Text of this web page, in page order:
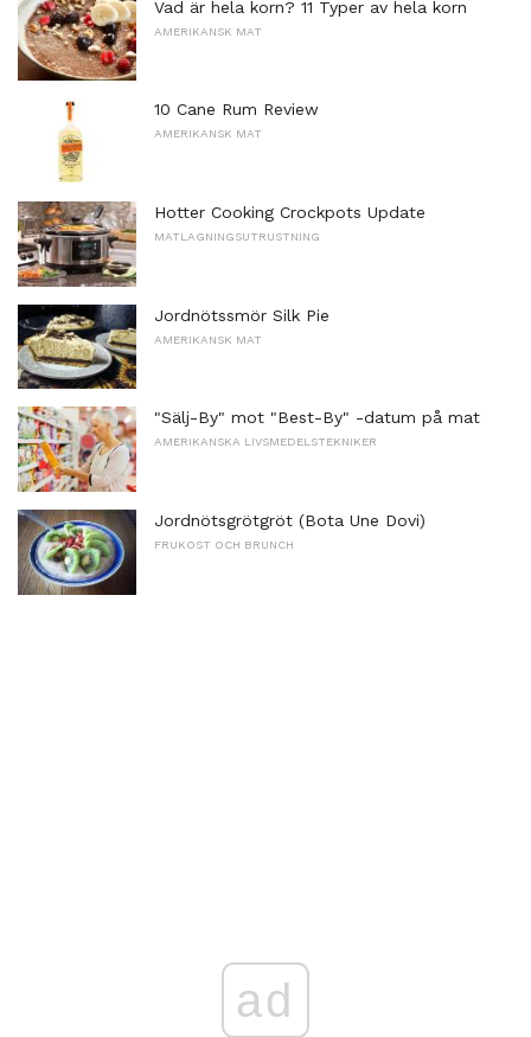
Vad är hela korn? 11 Typer av hela korn
AMERIKANSK MAT
10 Cane Rum Review
AMERIKANSK MAT
Hotter Cooking Crockpots Update
MATLAGNINGSUTRUSTNING
Jordnötssmör Silk Pie
AMERIKANSK MAT
"Sälj-By" mot "Best-By" -datum på mat
AMERIKANSKA LIVSMEDELSTEKNIKER
Jordnötsgrötgröt (Bota Une Dovi)
FRUKOST OCH BRUNCH
ad